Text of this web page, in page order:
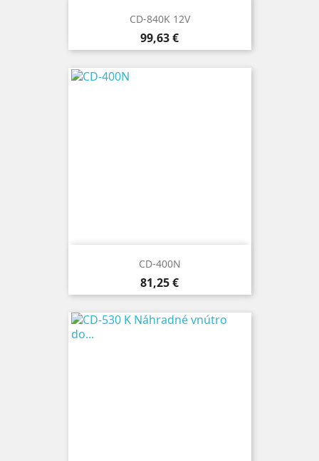
CD-840K 12V
Cena
99,63 €
CD-400N
Cena
81,25 €